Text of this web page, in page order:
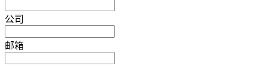
公司
邮箱